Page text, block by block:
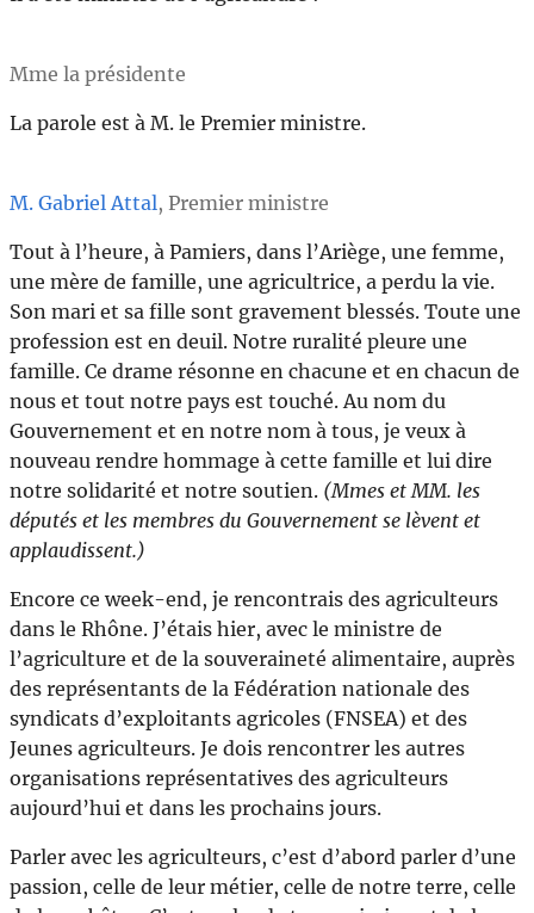
Mme la présidente
La parole est à M. le Premier ministre.
M. Gabriel Attal, Premier ministre
Tout à l’heure, à Pamiers, dans l’Ariège, une femme,
une mère de famille, une agricultrice, a perdu la vie.
Son mari et sa fille sont gravement blessés. Toute une
profession est en deuil. Notre ruralité pleure une
famille. Ce drame résonne en chacune et en chacun de
nous et tout notre pays est touché. Au nom du
Gouvernement et en notre nom à tous, je veux à
nouveau rendre hommage à cette famille et lui dire
notre solidarité et notre soutien. (Mmes et MM. les
députés et les membres du Gouvernement se lèvent et
applaudissent.)
Encore ce week-end, je rencontrais des agriculteurs
dans le Rhône. J’étais hier, avec le ministre de
l’agriculture et de la souveraineté alimentaire, auprès
des représentants de la Fédération nationale des
syndicats d’exploitants agricoles (FNSEA) et des
Jeunes agriculteurs. Je dois rencontrer les autres
organisations représentatives des agriculteurs
aujourd’hui et dans les prochains jours.
Parler avec les agriculteurs, c’est d’abord parler d’une
passion, celle de leur métier, celle de notre terre, celle